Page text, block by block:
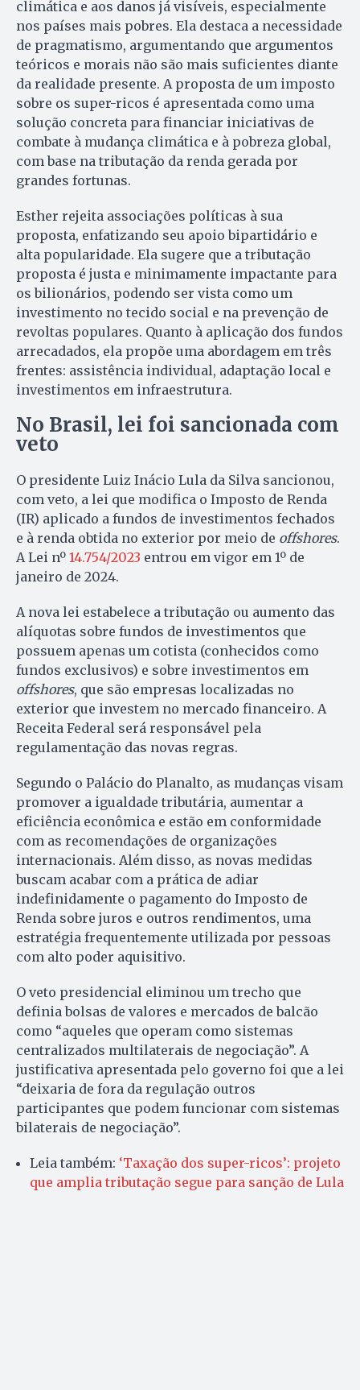
climática e aos danos já visíveis, especialmente
nos países mais pobres. Ela destaca a necessidade
de pragmatismo, argumentando que argumentos
teóricos e morais não são mais suficientes diante
da realidade presente. A proposta de um imposto
sobre os super-ricos é apresentada como uma
solução concreta para financiar iniciativas de
combate à mudança climática e à pobreza global,
com base na tributação da renda gerada por
grandes fortunas.
Esther rejeita associações políticas à sua
proposta, enfatizando seu apoio bipartidário e
alta popularidade. Ela sugere que a tributação
proposta é justa e minimamente impactante para
os bilionários, podendo ser vista como um
investimento no tecido social e na prevenção de
revoltas populares. Quanto à aplicação dos fundos
arrecadados, ela propõe uma abordagem em três
frentes: assistência individual, adaptação local e
investimentos em infraestrutura.
No Brasil, lei foi sancionada com
veto
O presidente Luiz Inácio Lula da Silva sancionou,
com veto, a lei que modifica o Imposto de Renda
(IR) aplicado a fundos de investimentos fechados
e à renda obtida no exterior por meio de offshores.
A Lei nº 14.754/2023 entrou em vigor em 1º de
janeiro de 2024.
A nova lei estabelece a tributação ou aumento das
alíquotas sobre fundos de investimentos que
possuem apenas um cotista (conhecidos como
fundos exclusivos) e sobre investimentos em
offshores, que são empresas localizadas no
exterior que investem no mercado financeiro. A
Receita Federal será responsável pela
regulamentação das novas regras.
Segundo o Palácio do Planalto, as mudanças visam
promover a igualdade tributária, aumentar a
eficiência econômica e estão em conformidade
com as recomendações de organizações
internacionais. Além disso, as novas medidas
buscam acabar com a prática de adiar
indefinidamente o pagamento do Imposto de
Renda sobre juros e outros rendimentos, uma
estratégia frequentemente utilizada por pessoas
com alto poder aquisitivo.
O veto presidencial eliminou um trecho que
definia bolsas de valores e mercados de balcão
como “aqueles que operam como sistemas
centralizados multilaterais de negociação”. A
justificativa apresentada pelo governo foi que a lei
“deixaria de fora da regulação outros
participantes que podem funcionar com sistemas
bilaterais de negociação”.
Leia também: ‘Taxação dos super-ricos’: projeto
que amplia tributação segue para sanção de Lula